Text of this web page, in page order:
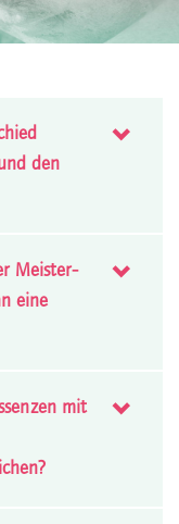
den
Meister-
eine
mit